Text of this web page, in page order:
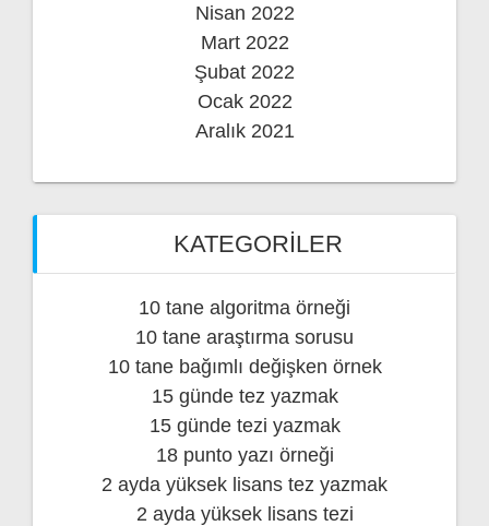
Nisan 2022
Mart 2022
Şubat 2022
Ocak 2022
Aralık 2021
KATEGORILER
10 tane algoritma örneği
10 tane araştırma sorusu
10 tane bağımlı değişken örnek
15 günde tez yazmak
15 günde tezi yazmak
18 punto yazı örneği
2 ayda yüksek lisans tez yazmak
2 ayda yüksek lisans tezi